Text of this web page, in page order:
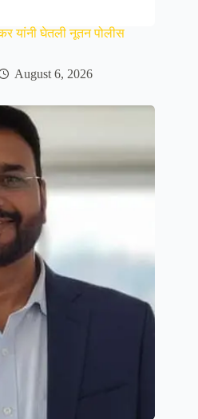
यांनी घेतली नूतन पोलीस
August 6, 2026